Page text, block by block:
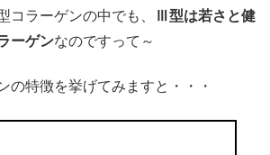
ラーゲンの中でも、
Ⅲ型は若さと健
ーゲンなのですって～
特徴を挙げてみますと・・・